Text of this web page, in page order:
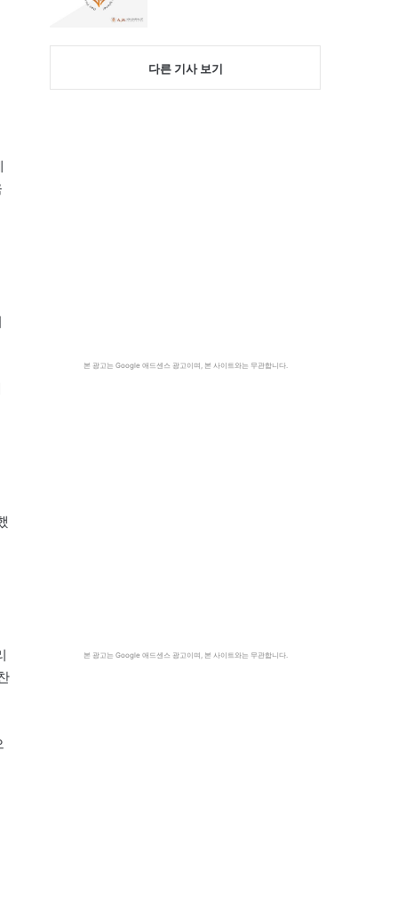
다른 기사 보기
본 광고는 Google 애드센스 광고이며, 본 사이트와는 무관합니다.
본 광고는 Google 애드센스 광고이며, 본 사이트와는 무관합니다.